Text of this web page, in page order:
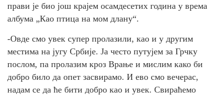
прави је био још крајем осамдесетих година у врема
албума „Као птица на мом длану“.
-Овде смо увек супер пролазили, као и у другим
местима на југу Србије. Ја често путујем за Грчку
послом, па пролазим кроз Врање и мислим како би
добро било да опет засвирамо. И ево смо вечерас,
надам се да ће бити добро као и увек. Свираћемо